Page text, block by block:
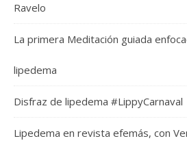
Ravelo
La primera Meditación guiada
lipedema
Disfraz de lipedema #LippyCarnaval
Lipedema en revista efemás, con